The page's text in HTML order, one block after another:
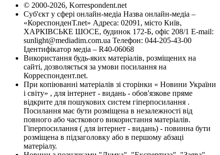
© 2000-2026, Korrespondent.net
Суб'єкт у сфері онлайн-медіа Назва онлайн-медіа –
«КореспонденТ.net» Адреса: 02091, місто Київ,
ХАРКІВСЬКЕ ШОСЕ, будинок 172-Б, офіс 208/1 E-mail:
sunlight@mediadim.com.ua Телефон: 044-205-43-00
Ідентифікатор медіа – R40-06068
Використання будь-яких матеріалів, розміщених на
сайті, дозволяється за умови посилання на
Корреспондент.net.
При копіюванні матеріалів зі сторінки « Новини України
і світу» , для інтернет - видань - обов'язкове пряме
відкрите для пошукових систем гіперпосилання .
Посилання має бути розміщена в незалежності від
повного або часткового використання матеріалів.
Гіперпосилання ( для інтернет - видань) - повинна бути
розміщена в підзаголовку або в першому абзаці
матеріалу.